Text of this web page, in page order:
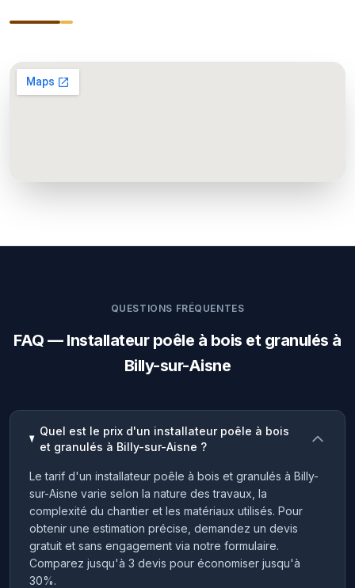
QUESTIONS FRÉQUENTES
FAQ — Installateur poêle à bois et granulés à
Billy-sur-Aisne
Quel est le prix d'un installateur poêle à bois
et granulés à Billy-sur-Aisne ?
Le tarif d'un installateur poêle à bois et granulés à Billy-
sur-Aisne varie selon la nature des travaux, la
complexité du chantier et les matériaux utilisés. Pour
obtenir une estimation précise, demandez un devis
gratuit et sans engagement via notre formulaire.
Comparez jusqu'à 3 devis pour économiser jusqu'à
30%.